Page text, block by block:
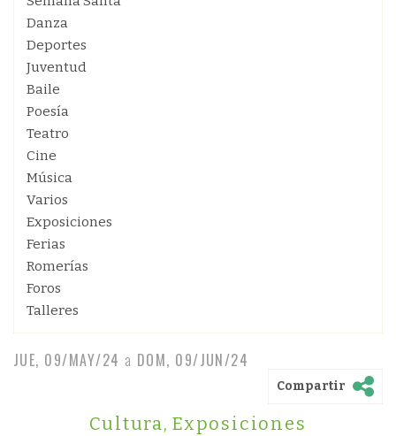
Danza
Deportes
Juventud
Baile
Poesía
Teatro
Cine
Música
Varios
Exposiciones
Ferias
Romerías
Foros
Talleres
JUE, 09/MAY/24 a DOM, 09/JUN/24
Compartir
Cultura, Exposiciones